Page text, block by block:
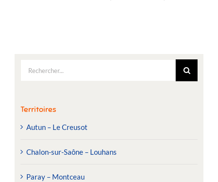
Rechercher:
Territoires
Autun – Le Creusot
Chalon-sur-Saône – Louhans
Paray – Montceau